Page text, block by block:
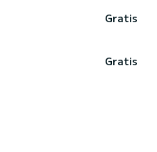
Gratis
Gratis